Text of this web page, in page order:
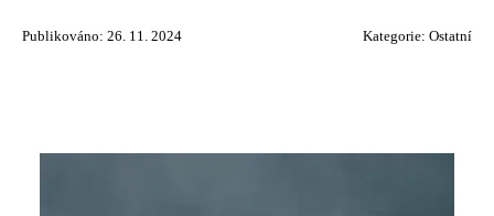
Publikováno: 26. 11. 2024 Kategorie: Ostatní